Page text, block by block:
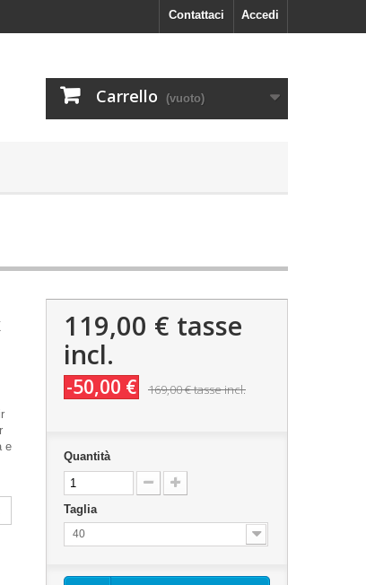
Accedi
Contattaci
Carrello (vuoto)
e
119,00 € tasse
incl.
-50,00 € 169,00 €tasse incl.
Quantità
Taglia
40